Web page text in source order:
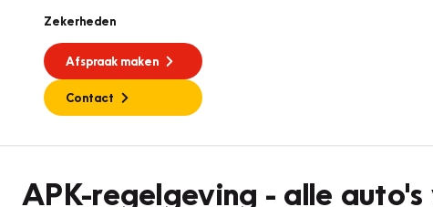
Zekerheden
Afspraak maken
Contact
APK-regelgeving - alle